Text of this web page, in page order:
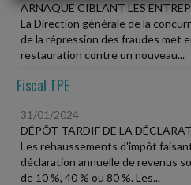
ARNAQUE CIBLANT LES
La Direction générale de la
de la répression des fraudes met
restauration contre un nouveau...
Fiscal TPE
31/01/2024
DÉPÔT TARDIF DE LA
Les rehaussements d'impôt
déclaration annuelle de revenus
de 10 %, 40 % ou 80 %. Les...